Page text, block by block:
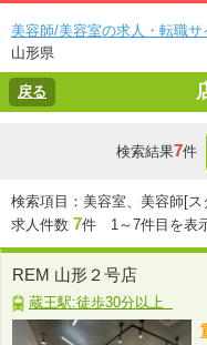
美容師/美容室の求人・転職
山形県
戻る
検索結果7件
検索項目：美容室、美容師[ス
求人件数 7件 1～7件目を表
REM 山形２号店
蔵王駅:徒歩30分以上